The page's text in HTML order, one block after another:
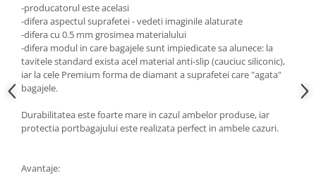
-producatorul este acelasi
-difera aspectul suprafetei - vedeti imaginile alaturate
-difera cu 0.5 mm grosimea materialului
-difera modul in care bagajele sunt impiedicate sa alunece: la
tavitele standard exista acel material anti-slip (cauciuc siliconic),
iar la cele Premium forma de diamant a suprafetei care "agata"
bagajele.
Durabilitatea este foarte mare in cazul ambelor produse, iar
protectia portbagajului este realizata perfect in ambele cazuri.
Avantaje: